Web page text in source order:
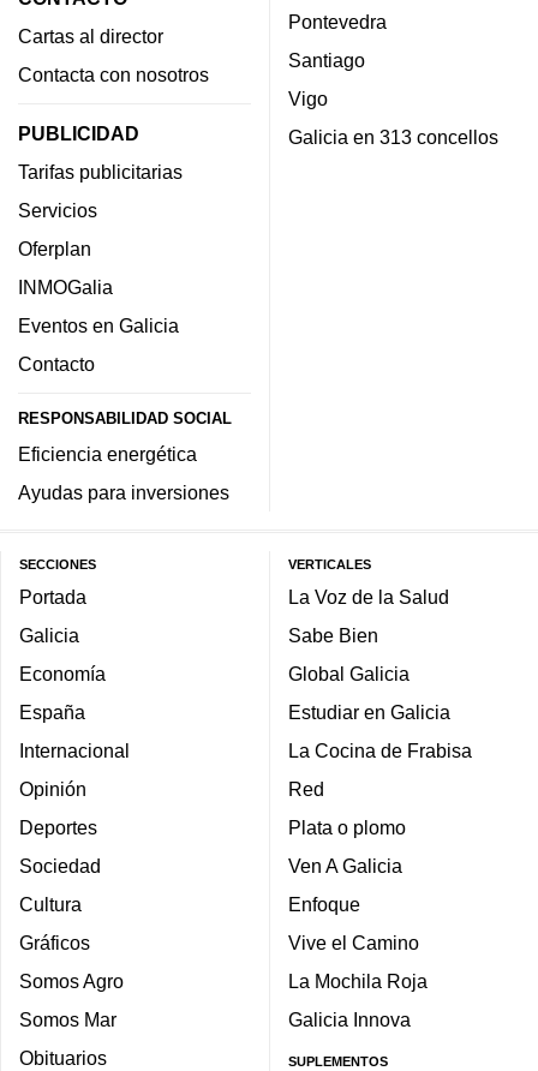
Cartas al director
Contacta con nosotros
PUBLICIDAD
Tarifas publicitarias
Servicios
Oferplan
INMOGalia
Eventos en Galicia
Contacto
RESPONSABILIDAD SOCIAL
Eficiencia energética
Ayudas para inversiones
Pontevedra
Santiago
Vigo
Galicia en 313 concellos
SECCIONES
Portada
Galicia
Economía
España
Internacional
Opinión
Deportes
Sociedad
Cultura
Gráficos
Somos Agro
Somos Mar
Obituarios
VERTICALES
La Voz de la Salud
Sabe Bien
Global Galicia
Estudiar en Galicia
La Cocina de Frabisa
Red
Plata o plomo
Ven A Galicia
Enfoque
Vive el Camino
La Mochila Roja
Galicia Innova
SUPLEMENTOS